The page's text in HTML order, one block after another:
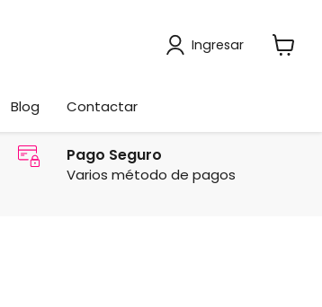
Ingresar
Blog Contactar
Pago Seguro
Varios método de pagos